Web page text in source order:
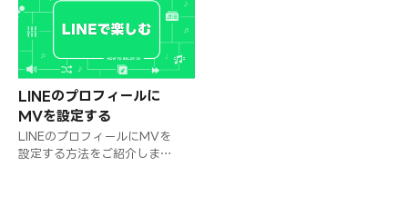
LINEのプロフィールに
MVを設定する
LINEのプロフィールにMVを
設定する方法をご紹介しま